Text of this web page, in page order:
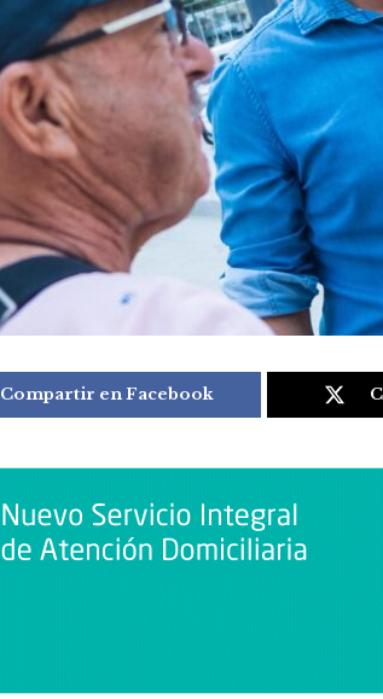
Compartir en Facebook